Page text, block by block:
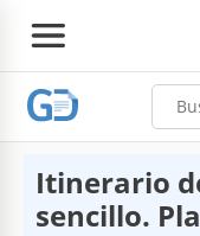
Itinerario
sencillo.